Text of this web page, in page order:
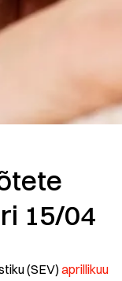
15/04
(SEV)aprillikuu